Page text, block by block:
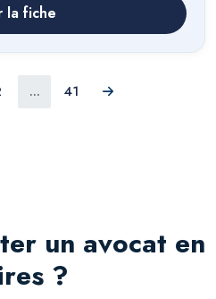
la fiche
... 41 Suivant
un avocat en
?